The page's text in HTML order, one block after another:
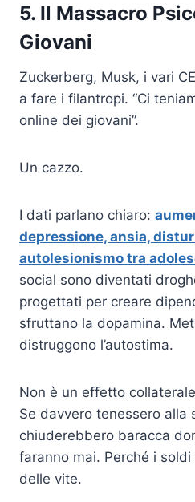
5. Il Massacro
Giovani
Zuckerberg, Musk, i vari
a fare i filantropi. “Ci
online dei giovani”.
Un cazzo.
I dati parlano chiaro:
depressione, ansia,
autolesionismo tra
social sono diventati
progettati per creare
sfruttano la dopamina.
distruggono l’autostima.
Non è un effetto
Se davvero tenessero alla
chiuderebbero baracca
faranno mai. Perché i
delle vite.